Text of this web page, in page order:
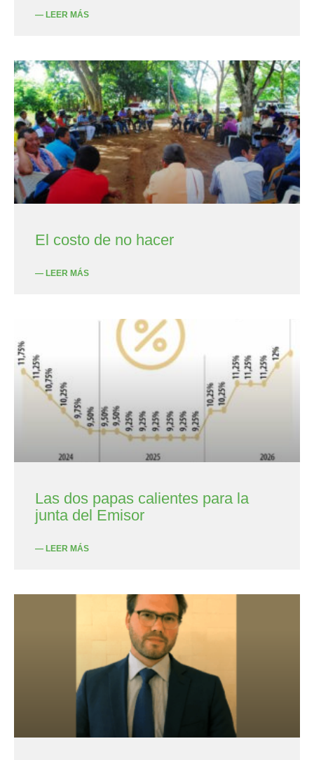
— LEER MÁS
El costo de no hacer
— LEER MÁS
Las dos papas calientes para la
junta del Emisor
— LEER MÁS